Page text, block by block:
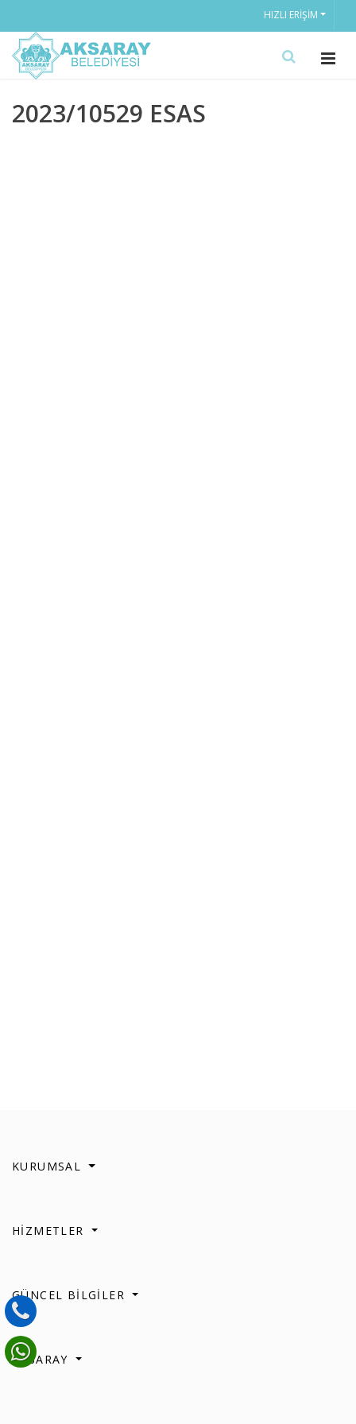
HIZLI ERIŞIM
2023/10529 ESAS
KURUMSAL
HİZMETLER
GÜNCEL BİLGİLER
AKSARAY